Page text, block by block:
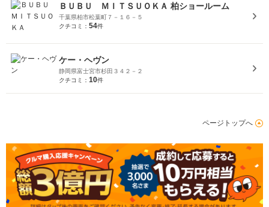
ＢＵＢＵ ＭＩＴＳＵＯＫＡ 柏ショールーム
千葉県柏市松葉町７－１６－５
クチコミ： 54件
ケー・ヘヴン
静岡県富士宮市杉田３４２－２
クチコミ： 10件
ページトップへ